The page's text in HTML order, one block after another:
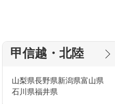
働きたいエリ
甲信越・北陸
山梨県長野県新潟県富山県
石川県福井県
派遣・アルバイト